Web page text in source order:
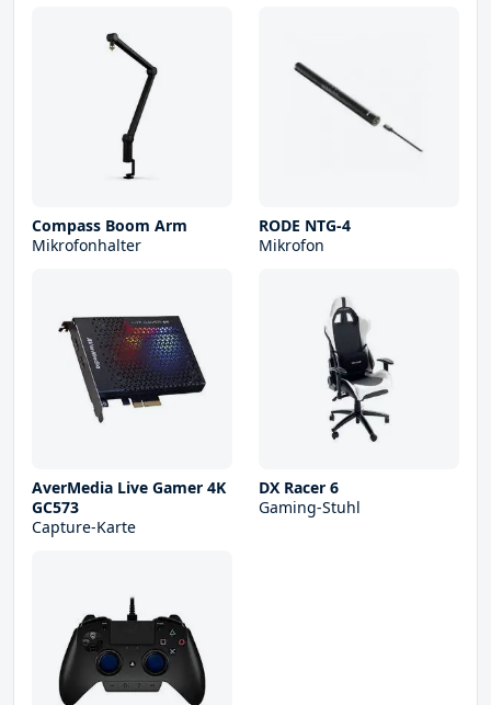
Compass Boom Arm
Mikrofonhalter
RODE NTG-4
Mikrofon
AverMedia Live Gamer 4K
GC573
Capture-Karte
DX Racer 6
Gaming-Stuhl